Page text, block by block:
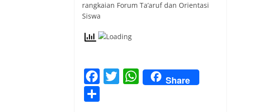
rangkaian Forum Ta’aruf dan Orientasi
Siswa
F T W
h
Share